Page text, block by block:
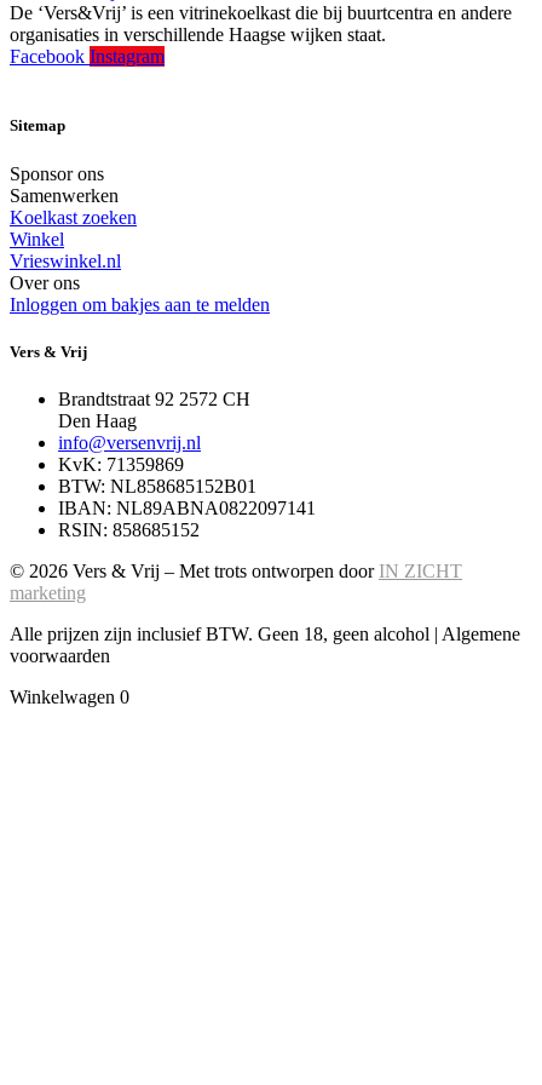
De ‘Vers&Vrij’ is een vitrinekoelkast die bij buurtcentra en andere
organisaties in verschillende Haagse wijken staat.
Facebook Instagram
Sitemap
Sponsor ons
Samenwerken
Koelkast zoeken
Winkel
Vrieswinkel.nl
Over ons
Inloggen om bakjes aan te melden
Vers & Vrij
Brandtstraat 92 2572 CH
Den Haag
info@versenvrij.nl
KvK: 71359869
BTW: NL858685152B01
IBAN: NL89ABNA0822097141
RSIN: 858685152
© 2026 Vers & Vrij – Met trots ontworpen door IN ZICHT
marketing
Alle prijzen zijn inclusief BTW. Geen 18, geen alcohol | Algemene
voorwaarden
Winkelwagen 0